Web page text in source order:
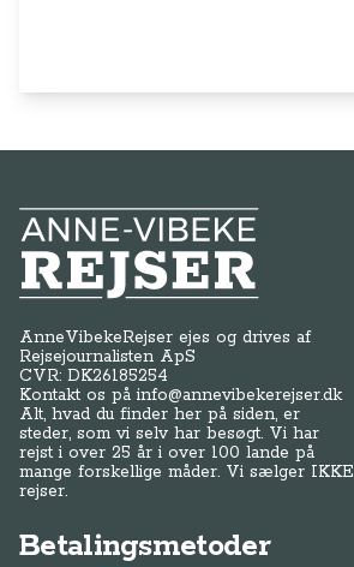
Anne-Vibeke Rejser
AnneVibekeRejser ejes og drives af
Rejsejournalisten ApS
CVR: DK26185254
Kontakt os påinfo@annevibekerejser.dk
Alt, hvad du finder her på siden, er
steder, som vi selv har besøgt. Vi har
rejst i over 25 år i over 100 lande på
mange forskellige måder. Vi sælger IKKE
rejser.
Betalingsmetoder